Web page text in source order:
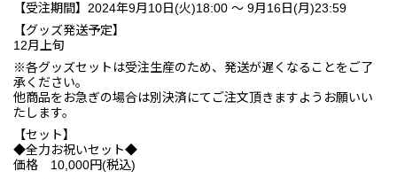
【受注期間】2024年9月10日(火)18:00 ～ 9月16日(月)23:59
【グッズ発送予定】
12月上旬
※各グッズセットは受注生産のため、発送が遅くなることをご了
承ください。
他商品をお急ぎの場合は別決済にてご注文頂きますようお願いい
たします。
【セット】
◆全力お祝いセット◆
価格 10,000円(税込)